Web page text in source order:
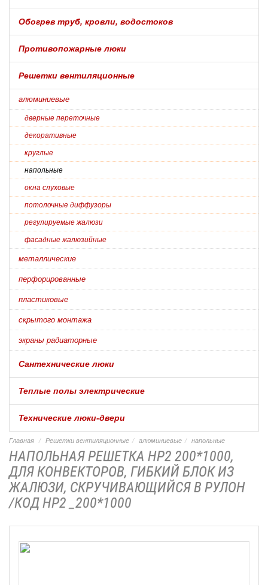
Обогрев труб, кровли, водостоков
Противопожарные люки
Решетки вентиляционные
алюминиевые
дверные переточные
декоративные
круглые
напольные
окна слуховые
потолочные диффузоры
регулируемые жалюзи
фасадные жалюзийные
металлические
перфорированные
пластиковые
скрытого монтажа
экраны радиаторные
Сантехнические люки
Теплые полы электрические
Технические люки-двери
Главная Решетки вентиляционные алюминиевые напольные
НАПОЛЬНАЯ РЕШЕТКА НР2 200*1000,
ДЛЯ КОНВЕКТОРОВ, ГИБКИЙ БЛОК ИЗ
ЖАЛЮЗИ, СКРУЧИВАЮЩИЙСЯ В РУЛОН
/КОД НР2 _200*1000